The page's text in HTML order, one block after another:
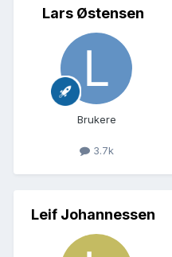
Lars Østensen
Brukere
3.7k
Leif Johannessen